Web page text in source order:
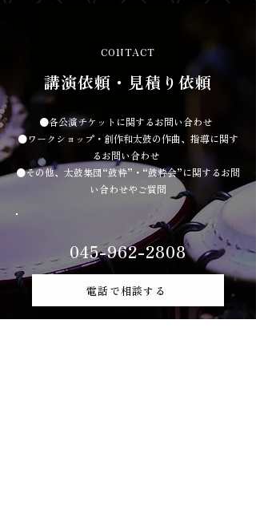
CONTACT
講演依頼・見積り依頼
●各公演チケットに関するお問い合わせ
●ワークショップ・創作和太鼓の作曲、指導に関す
るお問い合わせ
●その他、太鼓集団“鼓粋”・“鼓粋会”に関するお問
い合わせやご質問
045-962-2808
電話で相談する